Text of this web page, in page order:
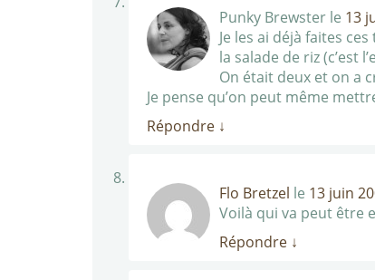
Punky Brewster le 13
Je les ai déjà faites
la salade de riz (c’est
On était deux et on a
Je pense qu’on peut même
Répondre ↓
Flo Bretzel le 13 juin
Voilà qui va peut être
Répondre ↓